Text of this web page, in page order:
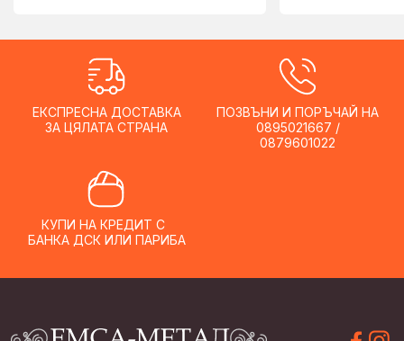
ЕКСПРЕСНА ДОСТАВКА
ЗА ЦЯЛАТА СТРАНА
ПОЗВЪНИ И ПОРЪЧАЙ НА
0895021667 /
0879601022
КУПИ НА КРЕДИТ С
БАНКА ДСК ИЛИ ПАРИБА